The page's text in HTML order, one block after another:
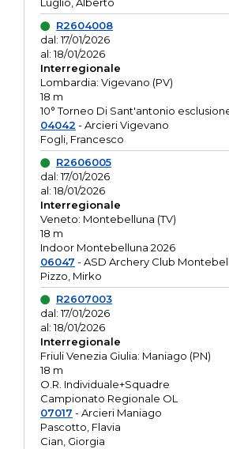
R2604008
dal: 17/01/2026
al: 18/01/2026
Interregionale
Lombardia: Vigevano (PV)
18 m
10° Torneo Di Sant'antonio
04042 - Arcieri Vigevano
Fogli, Francesco
R2606005
dal: 17/01/2026
al: 18/01/2026
Interregionale
Veneto: Montebelluna (TV)
18 m
Indoor Montebelluna 2026
06047 - ASD Archery Club
Pizzo, Mirko
R2607003
dal: 17/01/2026
al: 18/01/2026
Interregionale
Friuli Venezia Giulia: Maniago (PN)
18 m
O.R. Individuale+Squadre
Campionato Regionale OL
07017 - Arcieri Maniago
Pascotto, Flavia
Cian, Giorgia